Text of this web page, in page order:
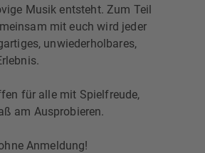
Musik entsteht. Zum Teil
mit euch wird jeder
unwiederholbares,
für alle mit Spielfreude,
am Ausprobieren.
Anmeldung!